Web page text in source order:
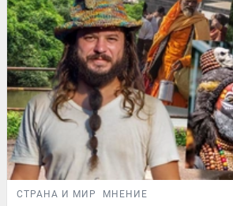
СТРАНА И МИР МНЕНИЕ